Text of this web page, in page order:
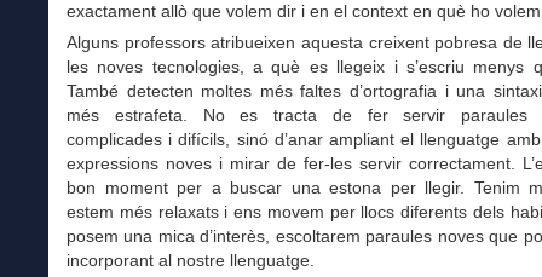
exactament allò que volem dir i en el context en què ho
Alguns professors atribueixen aquesta creixent pobresa de
les noves tecnologies, a què es llegeix i s’escriu menys
També detecten moltes més faltes d’ortografia i una
més estrafeta. No es tracta de fer servir paraules
complicades i difícils, sinó d’anar ampliant el llenguatge
expressions noves i mirar de fer-les servir correctament.
bon moment per a buscar una estona per llegir. Tenim
estem més relaxats i ens movem per llocs diferents dels
posem una mica d’interès, escoltarem paraules noves que
incorporant al nostre llenguatge.